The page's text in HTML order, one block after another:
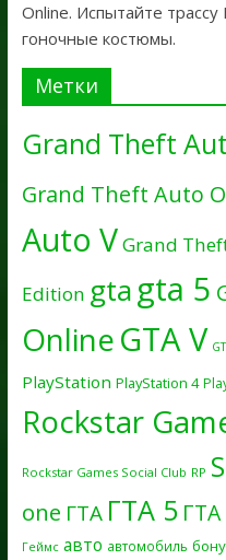
Online. Испытайте
гоночные костюмы.
Метки
Grand Theft
Grand Theft Auto
Auto VGrand
Edition gtagta 5
OnlineGTA V
PlayStation PlayStation 4
Rockstar
Rockstar Games Social Club RP
one ГТА ГТА 5
Геймс авто автомобиль